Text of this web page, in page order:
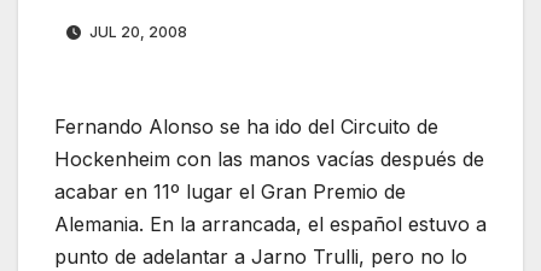
JUL 20, 2008
Fernando Alonso se ha ido del Circuito de
Hockenheim con las manos vacías después de
acabar en 11º lugar el Gran Premio de
Alemania. En la arrancada, el español estuvo a
punto de adelantar a Jarno Trulli, pero no lo